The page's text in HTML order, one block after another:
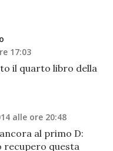
17:03
il quarto libro della
alle ore 20:48
al primo D:
recupero questa